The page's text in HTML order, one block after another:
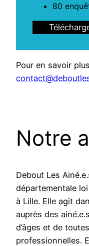
80
Pour en savoir
Notre
Debout Les
départementale
à Lille. Elle agit
auprès des
d’âges et de
professionnelles.